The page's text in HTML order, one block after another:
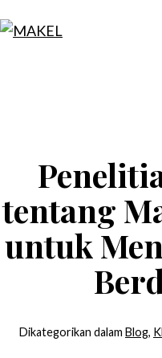
ke
tentang
untuk
Dikategorikan dalam Blog,